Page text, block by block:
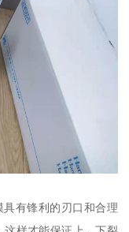
有锋利的刃口和合理